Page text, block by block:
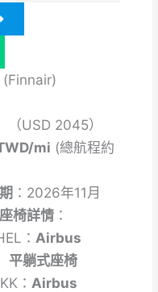
(Finnair)
（USD 2045）
mi (總航程約
：2026年11月
椅詳情：
： Airbus
平躺式座椅
： Airbus